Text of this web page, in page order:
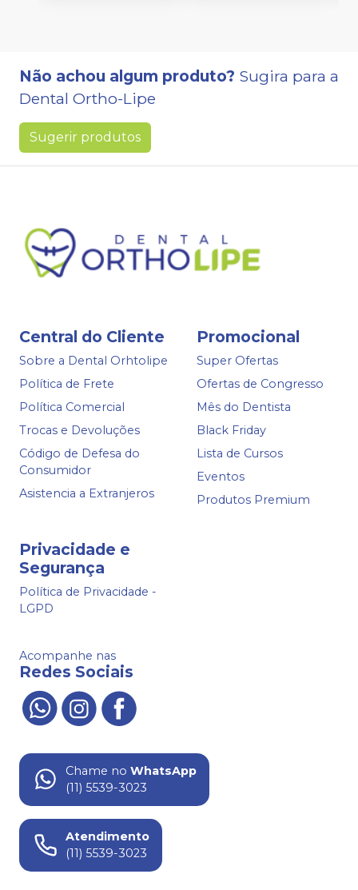
Não achou algum produto? Sugira para a
Dental Ortho-Lipe
Sugerir produtos
Central do Cliente
Sobre a Dental Orhtolipe
Política de Frete
Política Comercial
Trocas e Devoluções
Código de Defesa do
Consumidor
Asistencia a Extranjeros
Promocional
Super Ofertas
Ofertas de Congresso
Mês do Dentista
Black Friday
Lista de Cursos
Eventos
Produtos Premium
Privacidade e
Segurança
Política de Privacidade -
LGPD
Acompanhe nas
Redes Sociais
Chame no WhatsApp
(11) 5539-3023
Atendimento
(11) 5539-3023